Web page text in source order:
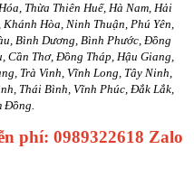
Thừa Thiên Huế, Hà Nam, Hải
Hòa, Ninh Thuận, Phú Yên,
Bình Dương, Bình Phước, Đồng
Cần Thơ, Đồng Tháp, Hậu Giang,
Trà Vinh, Vĩnh Long, Tây Ninh,
Thái Bình, Vĩnh Phúc, Đắk Lắk,
Đồng.
phí: 0989322618 Zalo